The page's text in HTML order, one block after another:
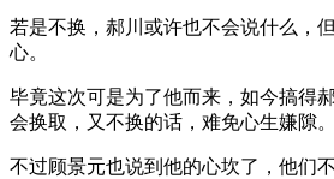
若是不换，郝川或许也不会说什么，
心。
毕竟这次可是为了他而来，如今搞得
会换取，又不换的话，难免心生嫌隙。
不过顾景元也说到他的心坎了，他们